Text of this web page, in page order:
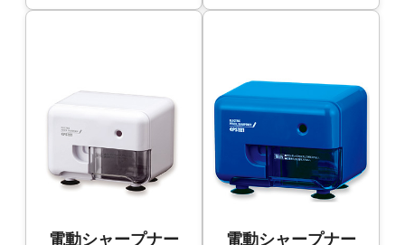
電動シャープナー
電動シャープナー